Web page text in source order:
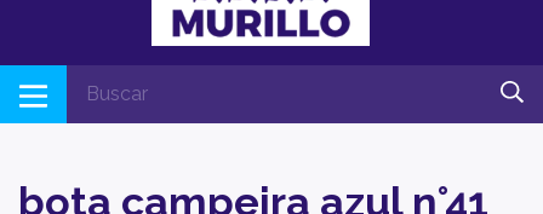
bota campeira azul n°41